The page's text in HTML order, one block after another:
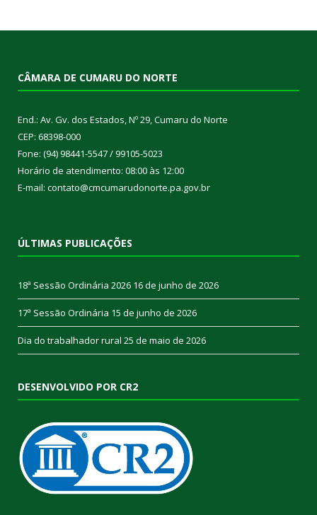
CÂMARA DE CUMARU DO NORTE
End.: Av. Gv. dos Estados, Nº 29, Cumaru do Norte
CEP: 68398-000
Fone: (94) 98441-5547 / 99105-5023
Horário de atendimento: 08:00 às 12:00
E-mail: contato@cmcumarudonorte.pa.gov.br
ÚLTIMAS PUBLICAÇÕES
18ª Sessão Ordinária 2026 16 de junho de 2026
17ª Sessão Ordinária 15 de junho de 2026
Dia do trabalhador rural 25 de maio de 2026
DESENVOLVIDO POR CR2